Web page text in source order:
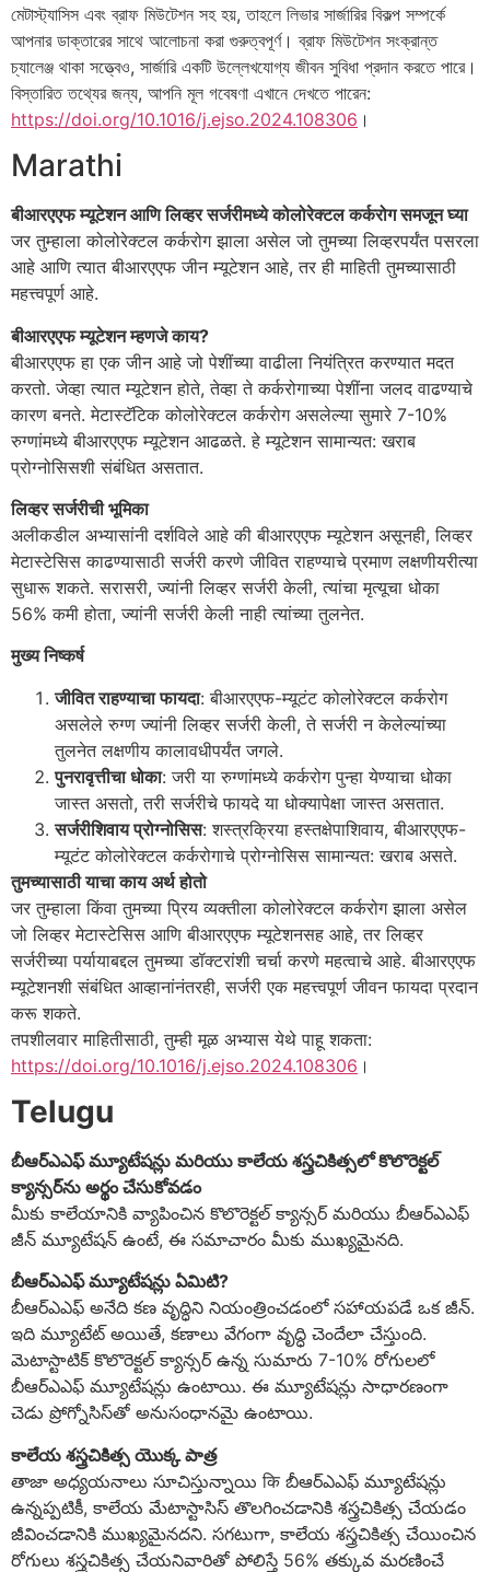
মেটাস্ট্যাসিস এবং ব্রাফ মিউটেশন সহ হয়, তাহলে লিভার সার্জারির বিকল্প সম্পর্কে
আপনার ডাক্তারের সাথে আলোচনা করা গুরুত্বপূর্ণ। ব্রাফ মিউটেশন সংক্রান্ত
চ্যালেঞ্জ থাকা সত্ত্বেও, সার্জারি একটি উল্লেখযোগ্য জীবন সুবিধা প্রদান করতে পারে।
বিস্তারিত তথ্যের জন্য, আপনি মূল গবেষণা এখানে দেখতে পারেন:
https://doi.org/10.1016/j.ejso.2024.108306 ।
Marathi
बीआरएएफ म्यूटेशन आणि लिव्हर सर्जरीमध्ये कोलोरेक्टल कर्करोग समजून घ्या
जर तुम्हाला कोलोरेक्टल कर्करोग झाला असेल जो तुमच्या लिव्हरपर्यंत पसरला
आहे आणि त्यात बीआरएएफ जीन म्यूटेशन आहे, तर ही माहिती तुमच्यासाठी
महत्त्वपूर्ण आहे.
बीआरएएफ म्यूटेशन म्हणजे काय?
बीआरएएफ हा एक जीन आहे जो पेशींच्या वाढीला नियंत्रित करण्यात मदत
करतो. जेव्हा त्यात म्यूटेशन होते, तेव्हा ते कर्करोगाच्या पेशींना जलद वाढण्याचे
कारण बनते. मेटास्टॅटिक कोलोरेक्टल कर्करोग असलेल्या सुमारे 7-10%
रुग्णांमध्ये बीआरएएफ म्यूटेशन आढळते. हे म्यूटेशन सामान्यत: खराब
प्रोग्नोसिसशी संबंधित असतात.
लिव्हर सर्जरीची भूमिका
अलीकडील अभ्यासांनी दर्शविले आहे की बीआरएएफ म्यूटेशन असूनही, लिव्हर
मेटास्टेसिस काढण्यासाठी सर्जरी करणे जीवित राहण्याचे प्रमाण लक्षणीयरीत्या
सुधारू शकते. सरासरी, ज्यांनी लिव्हर सर्जरी केली, त्यांचा मृत्यूचा धोका
56% कमी होता, ज्यांनी सर्जरी केली नाही त्यांच्या तुलनेत.
मुख्य निष्कर्ष
जीवित राहण्याचा फायदा: बीआरएएफ-म्यूटंट कोलोरेक्टल कर्करोग
असलेले रुग्ण ज्यांनी लिव्हर सर्जरी केली, ते सर्जरी न केलेल्यांच्या
तुलनेत लक्षणीय कालावधीपर्यंत जगले.
पुनरावृत्तीचा धोका: जरी या रुग्णांमध्ये कर्करोग पुन्हा येण्याचा धोका
जास्त असतो, तरी सर्जरीचे फायदे या धोक्यापेक्षा जास्त असतात.
सर्जरीशिवाय प्रोग्नोसिस: शस्त्रक्रिया हस्तक्षेपाशिवाय, बीआरएएफ-
म्यूटंट कोलोरेक्टल कर्करोगाचे प्रोग्नोसिस सामान्यत: खराब असते.
तुमच्यासाठी याचा काय अर्थ होतो
जर तुम्हाला किंवा तुमच्या प्रिय व्यक्तीला कोलोरेक्टल कर्करोग झाला असेल
जो लिव्हर मेटास्टेसिस आणि बीआरएएफ म्यूटेशनसह आहे, तर लिव्हर
सर्जरीच्या पर्यायाबद्दल तुमच्या डॉक्टरांशी चर्चा करणे महत्वाचे आहे. बीआरएएफ
म्यूटेशनशी संबंधित आव्हानांनंतरही, सर्जरी एक महत्त्वपूर्ण जीवन फायदा प्रदान
करू शकते.
तपशीलवार माहितीसाठी, तुम्ही मूळ अभ्यास येथे पाहू शकता:
https://doi.org/10.1016/j.ejso.2024.108306 ।
Telugu
బీఆర్‌ఎఎఫ్ మ్యూటేషన్లు మరియు కాలేయ శస్త్రచికిత్సలో కొలొరెక్టల్
క్యాన్సర్‌ను అర్థం చేసుకోవడం
మీకు కాలేయానికి వ్యాపించిన కొలొరెక్టల్ క్యాన్సర్ మరియు బీఆర్‌ఎఎఫ్
జీన్ మ్యూటేషన్ ఉంటే, ఈ సమాచారం మీకు ముఖ్యమైనది.
బీఆర్‌ఎఎఫ్ మ్యూటేషన్లు ఏమిటి?
బీఆర్‌ఎఎఫ్ అనేది కణ వృద్ధిని నియంత్రించడంలో సహాయపడే ఒక జీన్.
ఇది మ్యూటేట్ అయితే, కణాలు వేగంగా వృద్ధి చెందేలా చేస్తుంది.
మెటాస్టాటిక్ కొలొరెక్టల్ క్యాన్సర్ ఉన్న సుమారు 7-10% రోగులలో
బీఆర్‌ఎఎఫ్ మ్యూటేషన్లు ఉంటాయి. ఈ మ్యూటేషన్లు సాధారణంగా
చెడు ప్రోగ్నోసిస్‌తో అనుసంధానమై ఉంటాయి.
కాలేయ శస్త్రచికిత్స యొక్క పాత్ర
తాజా అధ్యయనాలు సూచిస్తున్నాయి कि బీఆర్‌ఎఎఫ్ మ్యూటేషన్లు
ఉన్నప్పటికీ, కాలేయ మేటాస్టాసిస్ తొలగించడానికి శస్త్రచికిత్స చేయడం
జీవించడానికి ముఖ్యమైనదని. సగటుగా, కాలేయ శస్త్రచికిత్స చేయించిన
రోగులు శస్త్రచికిత్స చేయనివారితో పోలిస్తే 56% తక్కువ మరణించే